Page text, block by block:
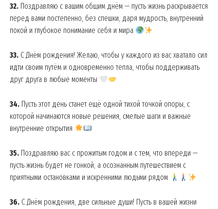
News Week
32. Поздравляю с вашим общим днём — пусть жизнь раскрывается
перед вами постепенно, без спешки, даря мудрость, внутренний
покой и глубокое понимание себя и мира
33. С Днём рождения! Желаю, чтобы у каждого из вас хватало сил
идти своим путём и одновременно тепла, чтобы поддерживать
друг друга в любые моменты
34. Пусть этот день станет ещё одной тихой точкой опоры, с
которой начинаются новые решения, смелые шаги и важные
внутренние открытия
35. Поздравляю вас с прожитым годом и с тем, что впереди —
пусть жизнь будет не гонкой, а осознанным путешествием с
приятными остановками и искренними людьми рядом
36. С Днём рождения, две сильные души! Пусть в вашей жизни